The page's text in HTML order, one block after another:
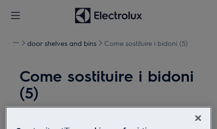
door shelves and bins Come sostituire i bidoni (5)
Come sostituire i bidoni
(5)